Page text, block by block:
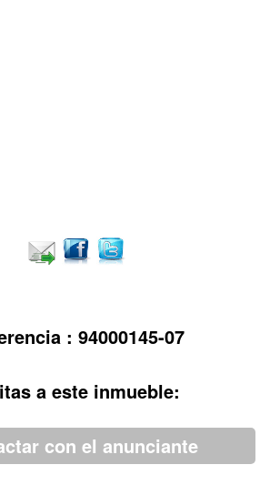
: 94000145-07
a este inmueble:
con el anunciante